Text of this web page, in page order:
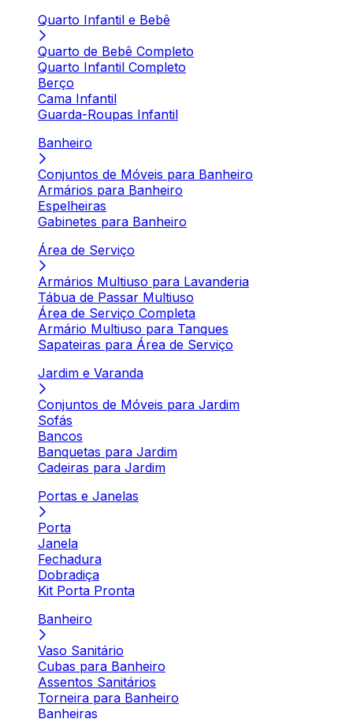
Quarto Infantil e Bebê
Quarto de Bebê Completo
Quarto Infantil Completo
Berço
Cama Infantil
Guarda-Roupas Infantil
Banheiro
Conjuntos de Móveis para Banheiro
Armários para Banheiro
Espelheiras
Gabinetes para Banheiro
Área de Serviço
Armários Multiuso para Lavanderia
Tábua de Passar Multiuso
Área de Serviço Completa
Armário Multiuso para Tanques
Sapateiras para Área de Serviço
Jardim e Varanda
Conjuntos de Móveis para Jardim
Sofás
Bancos
Banquetas para Jardim
Cadeiras para Jardim
Portas e Janelas
Porta
Janela
Fechadura
Dobradiça
Kit Porta Pronta
Banheiro
Vaso Sanitário
Cubas para Banheiro
Assentos Sanitários
Torneira para Banheiro
Banheiras